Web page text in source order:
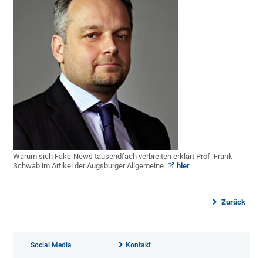
Warum sich Fake-News tausendfach verbreiten erklärt Prof. Frank
Schwab im Artikel der Augsburger Allgemeine
hier
Zurück
Social Media Kontakt